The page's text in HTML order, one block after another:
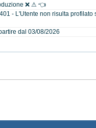
❌ ⚠ 👈
- L'Utente non risulta
dal 03/08/2026